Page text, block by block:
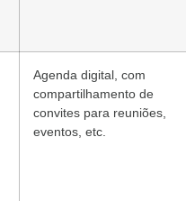
Agenda digital, com
compartilhamento de
convites para reuniões,
eventos, etc.